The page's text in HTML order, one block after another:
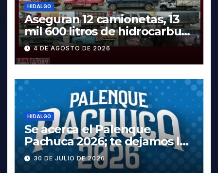
HIDALGO
Aseguran 12 camionetas, 13
mil 600 litros de hidrocarburo
y dos vehículos robados en
Tula
4 DE AGOSTO DE 2026
HIDALGO
Se acerca el Palenque
Pachuca 2026; te dejamos la
cartelera completa, las
fechas y los precios
30 DE JULIO DE 2026